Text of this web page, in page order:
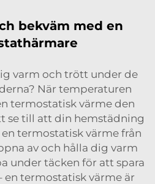
bekväm med en
varm och trött under de
När temperaturen
termostatisk värme den
se till att din hemstädning
termostatisk värme från
av och hålla dig varm
under täcken för att spara
en termostatisk värme är